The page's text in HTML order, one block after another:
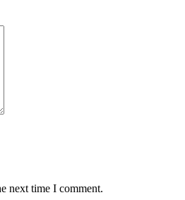
next time I comment.